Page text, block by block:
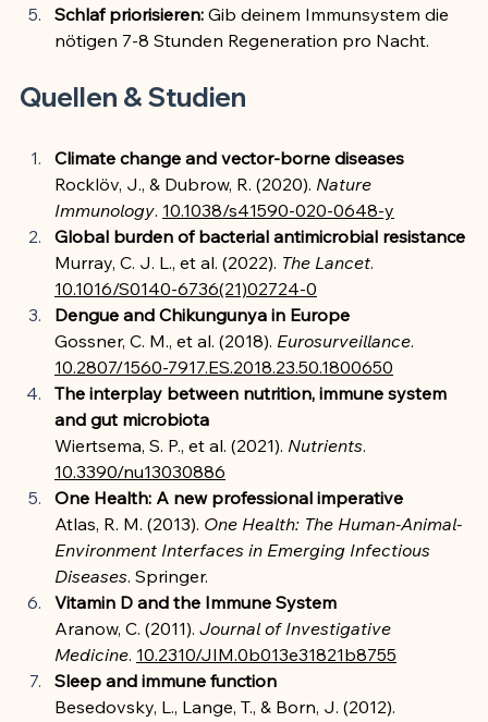
Schlaf priorisieren: Gib deinem Immunsystem die
nötigen 7-8 Stunden Regeneration pro Nacht.
Quellen & Studien
Climate change and vector-borne diseases
Rocklöv, J., & Dubrow, R. (2020). Nature
Immunology. 10.1038/s41590-020-0648-y
Global burden of bacterial antimicrobial resistance
Murray, C. J. L., et al. (2022). The Lancet.
10.1016/S0140-6736(21)02724-0
Dengue and Chikungunya in Europe
Gossner, C. M., et al. (2018). Eurosurveillance.
10.2807/1560-7917.ES.2018.23.50.1800650
The interplay between nutrition, immune system
and gut microbiota
Wiertsema, S. P., et al. (2021). Nutrients.
10.3390/nu13030886
One Health: A new professional imperative
Atlas, R. M. (2013). One Health: The Human-Animal-
Environment Interfaces in Emerging Infectious
Diseases. Springer.
Vitamin D and the Immune System
Aranow, C. (2011). Journal of Investigative
Medicine. 10.2310/JIM.0b013e31821b8755
Sleep and immune function
Besedovsky, L., Lange, T., & Born, J. (2012).